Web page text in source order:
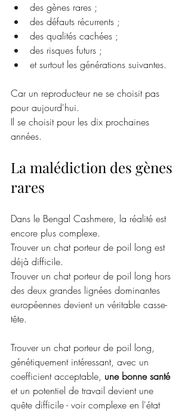
des gènes rares ;
des défauts récurrents ;
des qualités cachées ;
des risques futurs ;
et surtout les générations suivantes.
Car un reproducteur ne se choisit pas
pour aujourd'hui.
Il se choisit pour les dix prochaines
années.
La malédiction des gènes
rares
Dans le Bengal Cashmere, la réalité est
encore plus complexe.
Trouver un chat porteur de poil long est
déjà difficile.
Trouver un chat porteur de poil long hors
des deux grandes lignées dominantes
européennes devient un véritable casse-
tête.
Trouver un chat porteur de poil long,
génétiquement intéressant, avec un
coefficient acceptable, une bonne santé
et un potentiel de travail devient une
quête difficile - voir complexe en l'état